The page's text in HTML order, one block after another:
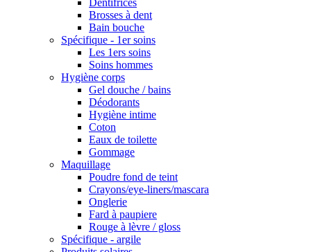
Brosses à dent
Bain bouche
Spécifique - 1er soins
Les 1ers soins
Soins hommes
Hygiène corps
Gel douche / bains
Déodorants
Hygiène intime
Coton
Eaux de toilette
Gommage
Maquillage
Poudre fond de teint
Crayons/eye-liners/mascara
Onglerie
Fard à paupiere
Rouge à lèvre / gloss
Spécifique - argile